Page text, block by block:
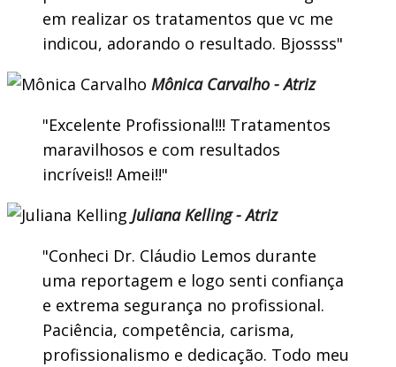
em realizar os tratamentos que vc me
indicou, adorando o resultado. Bjossss
Mônica Carvalho - Atriz
Excelente Profissional!!! Tratamentos
maravilhosos e com resultados
incríveis!! Amei!!
Juliana Kelling - Atriz
Conheci Dr. Cláudio Lemos durante
uma reportagem e logo senti confiança
e extrema segurança no profissional.
Paciência, competência, carisma,
profissionalismo e dedicação. Todo meu